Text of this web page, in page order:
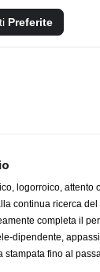
Preferite
logorroico, attento
continua ricerca
completa il
dipendente,
stampata fino al